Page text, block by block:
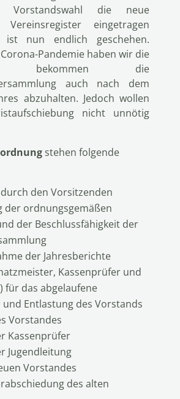
Vorstandswahl die neue
eingetragen
ist nun endlich geschehen.
Pandemie haben wir die
bekommen die
auch nach dem
abzuhalten. Jedoch wollen
nicht unnötig
stehen folgende
den Vorsitzenden
der ordnungsgemäßen
der Beschlussfähigkeit der
der Jahresberichte
Kassenprüfer und
für das abgelaufene
und Entlastung des Vorstands
Vorstandes
Kassenprüfer
Jugendleitung
Vorstandes
des alten